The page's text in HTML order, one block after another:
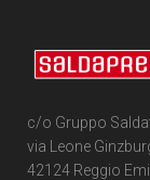
c/o Gruppo
via Leone
42124 Reggio